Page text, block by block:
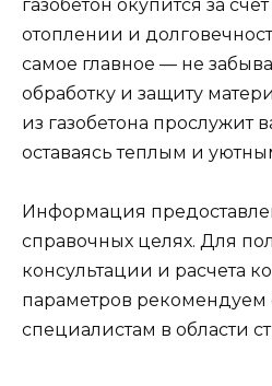
газобетон окупится за
отоплении и
самое главное — не
обработку и защиту
из газобетона прослужит
оставаясь теплым и
Информация
справочных целях. Для
консультации и расчета
параметров рекомендуем
специалистам в области